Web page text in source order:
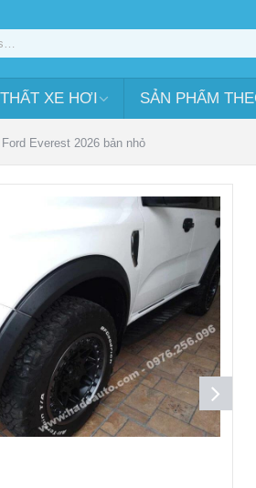
XE HƠI SẢN PHẨM
Everest 2026 bản nhỏ